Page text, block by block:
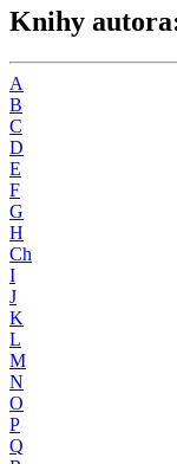
Knihy
A
B
C
D
E
F
G
H
Ch
I
J
K
L
M
N
O
P
Q